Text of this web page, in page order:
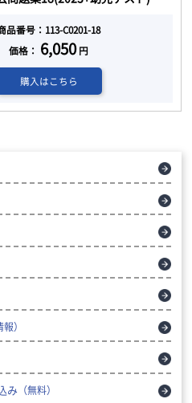
品番号：113-C0201-18
価格： 6,050円
購入はこちら
）
み （無料）